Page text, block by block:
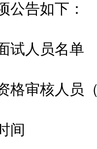
公告如下：
人员名单
审核人员（
间